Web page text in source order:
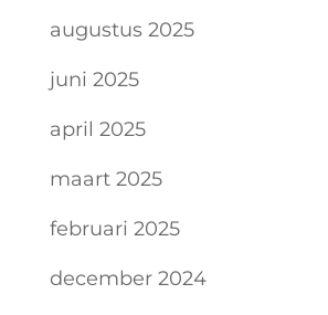
augustus 2025
juni 2025
april 2025
maart 2025
februari 2025
december 2024